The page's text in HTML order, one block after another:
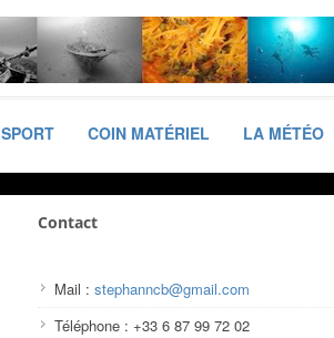
SPORT COIN MATÉRIEL LA MÉTÉO
Contact
Mail : stephanncb@gmail.com
Téléphone : +33 6 87 99 72 02